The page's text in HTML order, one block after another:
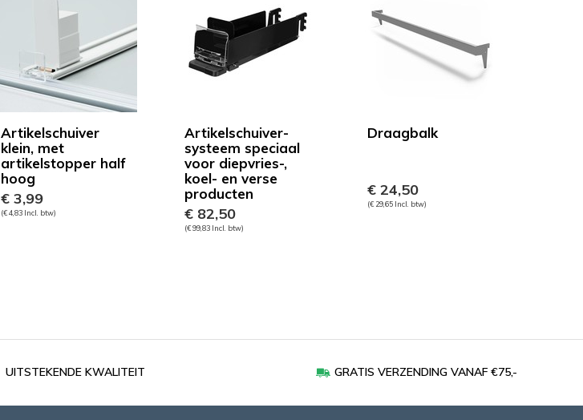
Artikelschuiver
klein, met
artikelstopper half
hoog
€ 3,99
(€ 4,83 Incl. btw)
Artikelschuiver-
systeem speciaal
voor diepvries-,
koel- en verse
producten
€ 82,50
(€ 99,83 Incl. btw)
Draagbalk
€ 24,50
(€ 29,65 Incl. btw)
UITSTEKENDE KWALITEIT GRATIS VERZENDING VANAF €75,-